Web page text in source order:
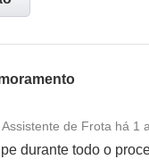
de Frota há 1
durante todo o